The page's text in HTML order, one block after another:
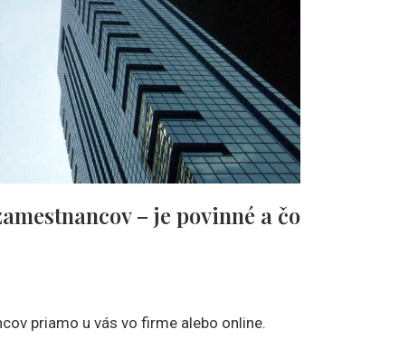
– je povinné a čo
priamo u vás vo firme alebo online.